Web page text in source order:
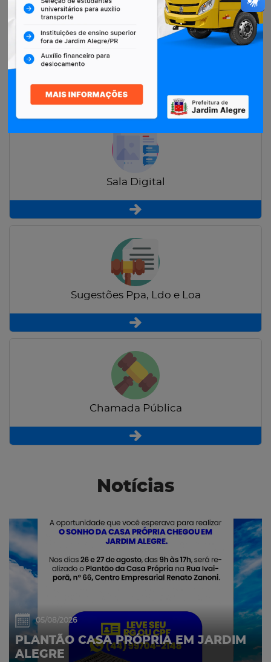
Restituição de Contribuintes
Sala Digital
Sugestões Ppa, Ldo e Loa
Chamada Pública
Notícias
05/08/2026
PLANTÃO CASA PRÓPRIA EM JARDIM
ALEGRE